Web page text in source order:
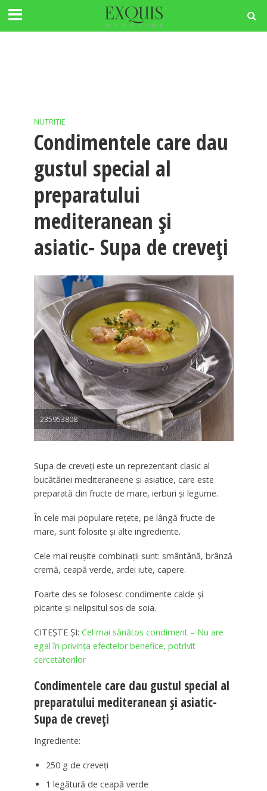
NUTRITIE
Condimentele care dau
gustul special al
preparatului
mediteranean și
asiatic- Supa de creveți
235953808
Supa de creveți este un reprezentant clasic al
bucătăriei mediteraneene și asiatice, care este
preparată din fructe de mare, ierburi și legume.
În cele mai populare rețete, pe lângă fructe de
mare, sunt folosite și alte ingrediente.
Cele mai reușite combinații sunt: ​​smântână, brânză
cremă, ceapă verde, ardei iute, capere.
Foarte des se folosesc condimente calde și
picante și nelipsitul sos de soia.
CITEȘTE ȘI: Cel mai sănătos condiment – Nu are
egal în privința efectelor benefice, potrivit
cercetătorilor
Condimentele care dau gustul special al
preparatului mediteranean și asiatic-
Supa de creveți
Ingrediente:
250 g de creveți
1 legătură de ceapă verde